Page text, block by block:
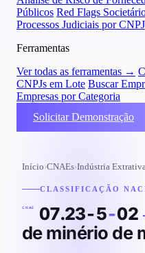
Públicos Red Flags
Processos Judiciais por CNPJ
Ferramentas
Ver todas as ferramentas →
CNPJs em Lote Buscar
Empresas por Categoria
Solicitar Demonstração
Início›CNAEs›Indústria
CLASSIFICAÇÃO
CNAE 07.23-5-02
de minério de